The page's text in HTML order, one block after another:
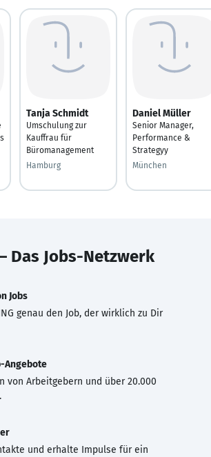
Tanja Schmidt
Umschulung zur
Kauffrau für
Büromanagement
Hamburg
Daniel Müller
Senior Manager,
Performance &
Strategyy
München
Das Jobs-Netzwerk
Jobs
genau den Job, der wirklich zu Dir
Angebote
von Arbeitgebern und über 20.000
und erhalte Impulse für ein